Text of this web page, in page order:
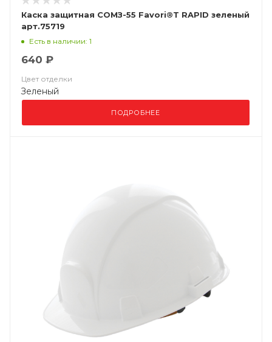
Каска защитная СОМЗ-55 Favori®T RAPID зеленый
арт.75719
Есть в наличии: 1
640 ₽
Цвет отделки
Зеленый
ПОДРОБНЕЕ